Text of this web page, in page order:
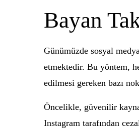
Bayan
Günümüzde sosyal
etmektedir. Bu yöntem,
edilmesi gereken bazı
Öncelikle, güvenilir
Instagram tarafından